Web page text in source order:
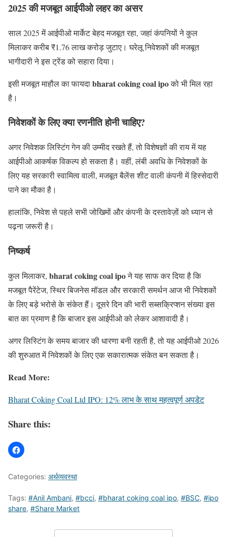
2025 की मजबूत आईपीओ लहर का असर
साल 2025 में आईपीओ मार्केट बेहद मजबूत रहा, जहां कंपनियों ने कुल
मिलाकर करीब ₹1.76 लाख करोड़ जुटाए। घरेलू निवेशकों की मजबूत
भागीदारी ने इस ट्रेंड को सहारा दिया।
इसी मजबूत माहौल का फायदाbharat coking coal ipoको भी मिल रहा
है।
निवेशकों के लिए क्या रणनीति होनी चाहिए?
अगर निवेशक लिस्टिंग गेन की उम्मीद रखते हैं, तो विशेषज्ञों की राय में यह
आईपीओ आकर्षक विकल्प हो सकता है। वहीं, लंबी अवधि के निवेशकों के
लिए यह सरकारी स्वामित्व वाली, मजबूत बैलेंस शीट वाली कंपनी में हिस्सेदारी
पाने का मौका है।
हालांकि, निवेश से पहले सभी जोखिमों और कंपनी के दस्तावेज़ों को ध्यान से
पढ़ना जरूरी है।
निष्कर्ष
कुल मिलाकर, bharat coking coal ipoने यह साफ कर दिया है कि
मजबूत पैरेंटेज, स्थिर बिजनेस मॉडल और सरकारी समर्थन आज भी निवेशकों
के लिए बड़े भरोसे के संकेत हैं। दूसरे दिन की भारी सब्सक्रिप्शन संख्या इस
बात का प्रमाण है कि बाजार इस आईपीओ को लेकर आशावादी है।
अगर लिस्टिंग के समय बाजार की धारणा बनी रहती है, तो यह आईपीओ 2026
की शुरुआत में निवेशकों के लिए एक सकारात्मक संकेत बन सकता है।
Read More:
Bharat Coking Coal Ltd IPO: 12% लाभ के साथ महत्वपूर्ण अपडेट
Share this:
Categories: अर्थव्यवस्था
Tags: #Anil Ambani, #bcci, #bharat coking coal ipo, #BSC, #ipo
share, #Share Market